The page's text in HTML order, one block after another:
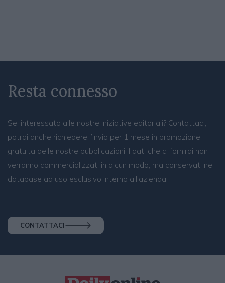
Resta connesso
Sei interessato alle nostre iniziative editoriali? Contattaci,
potrai anche richiedere l’invio per 1 mese in promozione
gratuita delle nostre pubblicazioni. I dati che ci fornirai non
verranno commercializzati in alcun modo, ma conservati nel
database ad uso esclusivo interno all'azienda.
CONTATTACI